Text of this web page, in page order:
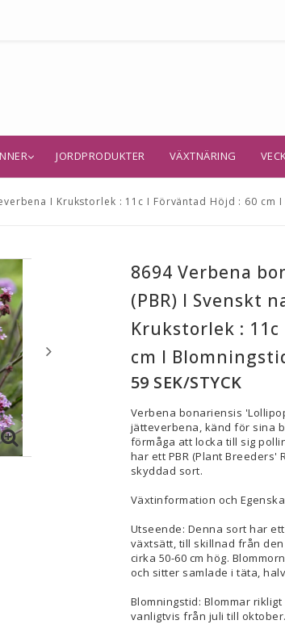
JORDPRODUKTER VÄXTNÄRING
I Krukstorlek : 11c I Förväntad Höjd : 60 cm
8694 Verbena
(PBR) I Svenskt
Krukstorlek : 11c
cm I
59 SEK/STYCK
Verbena bonariensis
jätteverbena, känd för sina
förmåga att locka till sig
har ett PBR (Plant Breeders'
skyddad sort.
Växtinformation och
Utseende: Denna sort har
växtsätt, till skillnad från
cirka 50-60 cm hög.
och sitter samlade i täta,
Blomningstid: Blommar
vanligtvis från juli till oktober.